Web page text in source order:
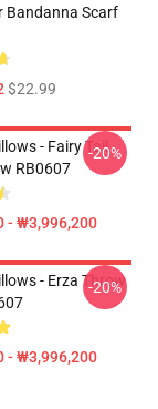
Bandanna Scarf
$22.99
- Fairy Tail
RB0607
- ₩3,996,200
-20%
- Erza Throw
- ₩3,996,200
-20%